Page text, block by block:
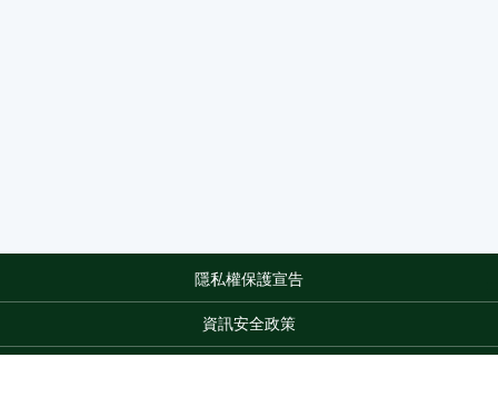
隱私權保護宣告
資訊安全政策